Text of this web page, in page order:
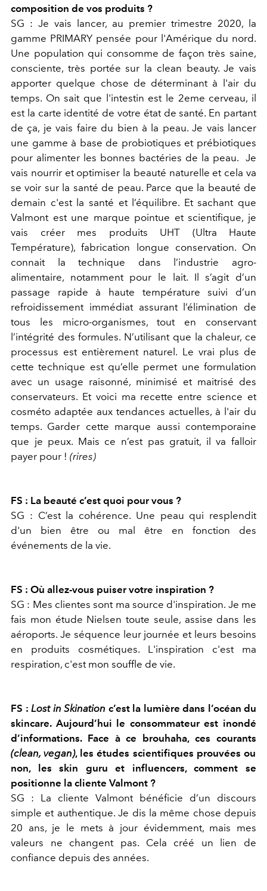
composition de vos produits ?
SG : Je vais lancer, au premier trimestre 2020, la
gamme PRIMARY pensée pour l'Amérique du nord.
Une population qui consomme de façon très saine,
consciente, très portée sur la clean beauty. Je vais
apporter quelque chose de déterminant à l'air du
temps. On sait que l'intestin est le 2eme cerveau, il
est la carte identité de votre état de santé. En partant
de ça, je vais faire du bien à la peau. Je vais lancer
une gamme à base de probiotiques et prébiotiques
pour alimenter les bonnes bactéries de la peau. Je
vais nourrir et optimiser la beauté naturelle et cela va
se voir sur la santé de peau. Parce que la beauté de
demain c'est la santé et l’équilibre. Et sachant que
Valmont est une marque pointue et scientifique, je
vais créer mes produits UHT (Ultra Haute
Température), fabrication longue conservation. On
connait la technique dans l’industrie agro-
alimentaire, notamment pour le lait. Il s’agit d’un
passage rapide à haute température suivi d’un
refroidissement immédiat assurant l’élimination de
tous les micro-organismes, tout en conservant
l’intégrité des formules. N’utilisant que la chaleur, ce
processus est entièrement naturel. Le vrai plus de
cette technique est qu’elle permet une formulation
avec un usage raisonné, minimisé et maitrisé des
conservateurs. Et voici ma recette entre science et
cosméto adaptée aux tendances actuelles, à l'air du
temps. Garder cette marque aussi contemporaine
que je peux. Mais ce n’est pas gratuit, il va falloir
payer pour ! (rires)
FS : La beauté c’est quoi pour vous ?
SG : C’est la cohérence. Une peau qui resplendit
d'un bien être ou mal être en fonction des
événements de la vie.
FS : Où allez-vous puiser votre inspiration ?
SG : Mes clientes sont ma source d'inspiration. Je me
fais mon étude Nielsen toute seule, assise dans les
aéroports. Je séquence leur journée et leurs besoins
en produits cosmétiques. L'inspiration c'est ma
respiration, c'est mon souffle de vie.
FS : Lost in Skination c’est la lumière dans l’océan du
skincare. Aujourd’hui le consommateur est inondé
d’informations. Face à ce brouhaha, ces courants
(clean, vegan), les études scientifiques prouvées ou
non, les skin guru et influencers, comment se
positionne la cliente Valmont ?
SG : La cliente Valmont bénéficie d’un discours
simple et authentique. Je dis la même chose depuis
20 ans, je le mets à jour évidemment, mais mes
valeurs ne changent pas. Cela créé un lien de
confiance depuis des années.